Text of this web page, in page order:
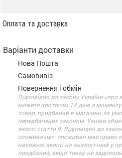
Оплата та доставка
Варіанти доставки
Нова Пошта
Самовивіз
Повернення і обмін
Відповідно до закону України «про
можете протягом 14 днів з
товар, придбаний в магазині, за
передбачених законом. Умови
якості стаття 9. Відповідно до
споживачів»: споживач має право
належної якості на аналогічний у
придбаний, якщо товар не